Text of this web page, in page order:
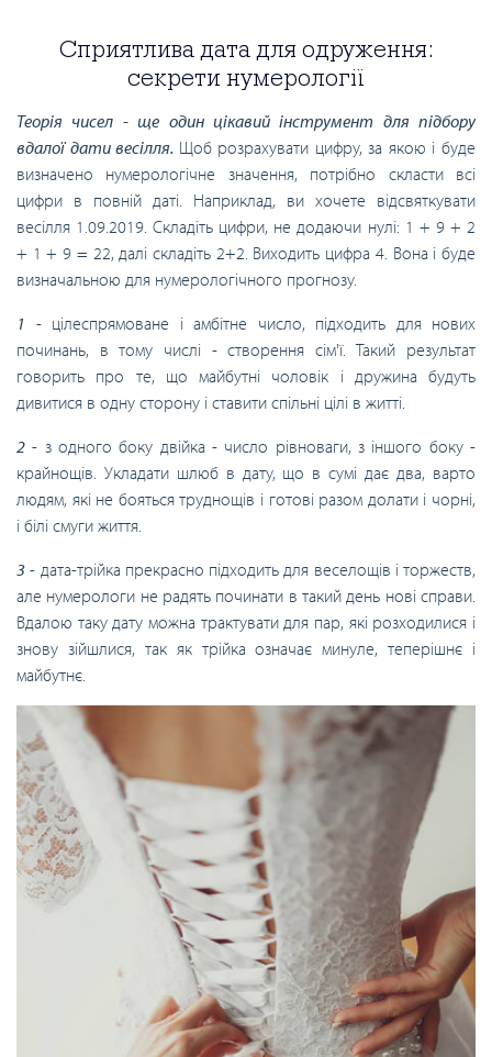
Сприятлива дата для одруження:
секрети нумерології
Теорія чисел - ще один цікавий інструмент для підбору
вдалої дати весілля. Щоб розрахувати цифру, за якою і буде
визначено нумерологічне значення, потрібно скласти всі
цифри в повній даті. Наприклад, ви хочете відсвяткувати
весілля 1.09.2019. Складіть цифри, не додаючи нулі: 1 + 9 + 2
+ 1 + 9 = 22, далі складіть 2+2. Виходить цифра 4. Вона і буде
визначальною для нумерологічного прогнозу.
1 - цілеспрямоване і амбітне число, підходить для нових
починань, в тому числі - створення сім'ї. Такий результат
говорить про те, що майбутні чоловік і дружина будуть
дивитися в одну сторону і ставити спільні цілі в житті.
2 - з одного боку двійка - число рівноваги, з іншого боку -
крайнощів. Укладати шлюб в дату, що в сумі дає два, варто
людям, які не бояться труднощів і готові разом долати і чорні,
і білі смуги життя.
3 - дата-трійка прекрасно підходить для веселощів і торжеств,
але нумерологи не радять починати в такий день нові справи.
Вдалою таку дату можна трактувати для пар, які розходилися і
знову зійшлися, так як трійка означає минуле, теперішнє і
майбутнє.